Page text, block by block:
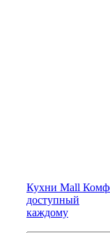
Кухни Mall
доступный
каждому